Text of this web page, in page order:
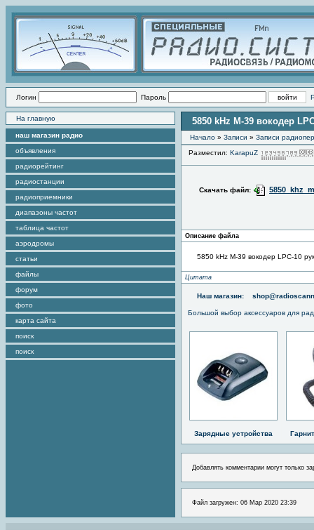
Логин Пароль
На главную
наш магазин радио
объявления
радиорейтинг
радиостанции
радиоприемники
диапазоны частот
таблица частот
аэродромы
статьи
файлы
форум
фото
карта сайта
поиск
поиск
5850 kHz M-39 вокодер
Начало » Записи » Записи
Разместил: KarapuZ
Скачать файл:
Описание файла
5850 kHz M-39 вокодер LPC-10
Цитата
Наш магазин:
Большой выбор аксессуаров для
Зарядные устройства
Добавлять комментарии могут только
Файл загружен: 06 Мар 2020 23:39